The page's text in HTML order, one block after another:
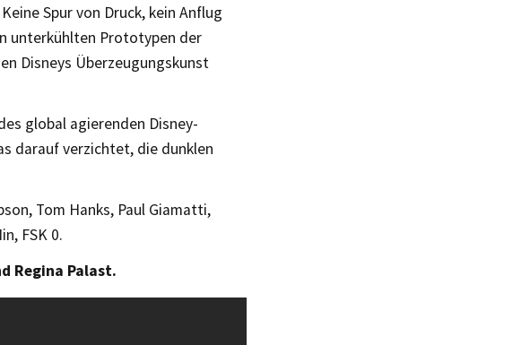
Spur von Druck, kein Anflug
unterkühlten Prototypen der
Disneys Überzeugungskunst
global agierenden Disney-
darauf verzichtet, die dunklen
Tom Hanks, Paul Giamatti,
FSK 0.
Regina Palast.